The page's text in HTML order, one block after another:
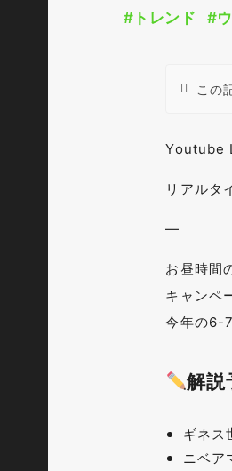
#トレンド #
この
Youtube
リアルタ
—
お昼時間
キャンペ
今年の6-
解説
ギネス
ニベア